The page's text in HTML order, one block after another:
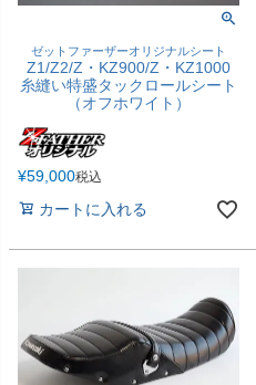
ゼットファーザーオリジナルシート
Z1/Z2/Z・KZ900/Z・KZ1000
糸縫い特盛タックロールシート
（オフホワイト）
¥59,000税込
カートに入れる